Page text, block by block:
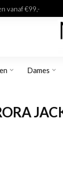
vanaf €99,-
Dames